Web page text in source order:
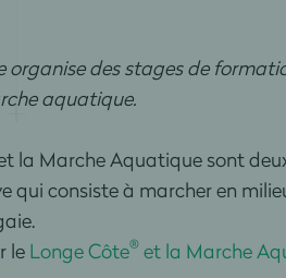
organise des stages de
aquatique.
la Marche Aquatique sont
qui consiste à marcher en
le Longe Côte®et la Marche